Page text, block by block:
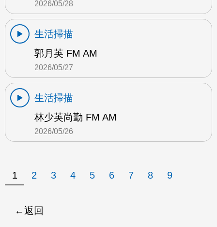
2026/05/28
生活掃描
郭月英 FM AM
2026/05/27
生活掃描
林少英尚勤 FM AM
2026/05/26
1 2 3 4 5 6 7 8 9
返回